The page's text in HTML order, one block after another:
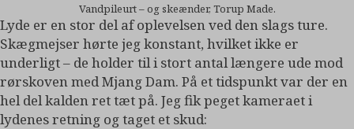
Vandpileurt – og skeænder, Torup Made.
Lyde er en stor del af oplevelsen ved den slags ture.
Skægmejser hørte jeg konstant, hvilket ikke er
underligt – de holder til i stort antal længere ude mod
rørskoven med Mjang Dam. På et tidspunkt var der en
hel del kalden ret tæt på. Jeg fik peget kameraet i
lydenes retning og taget et skud: